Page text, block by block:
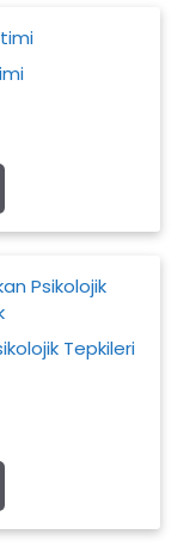
Tepkileri